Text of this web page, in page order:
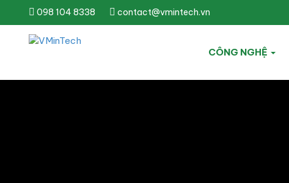
098 104 8338 contact@vmintech.vn
CÔNG NGHỆ